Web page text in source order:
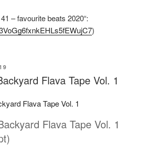
– favourite beats 2020“:
)
Flava Tape Vol. 1
Flava Tape Vol. 1